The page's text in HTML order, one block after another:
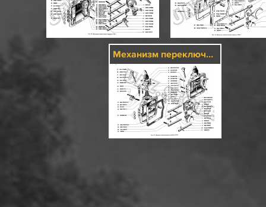
Механизм переключения передач (1702)